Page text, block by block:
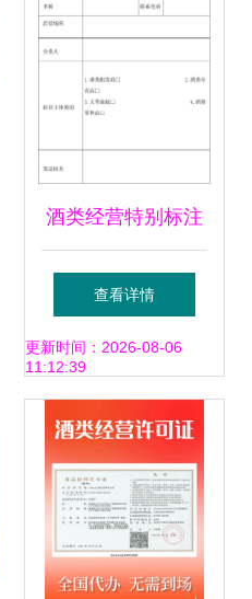
酒类经营特别标注
登记表与拟经营保
健食品产品信息汇
总表解析
查看详情
更新时间：2026-08-06
11:12:39